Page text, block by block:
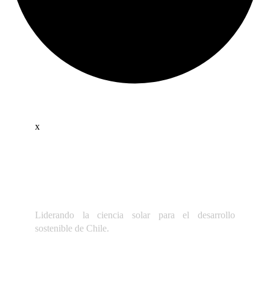
x
Liderando la ciencia solar para el desarrollo
sostenible de Chile.